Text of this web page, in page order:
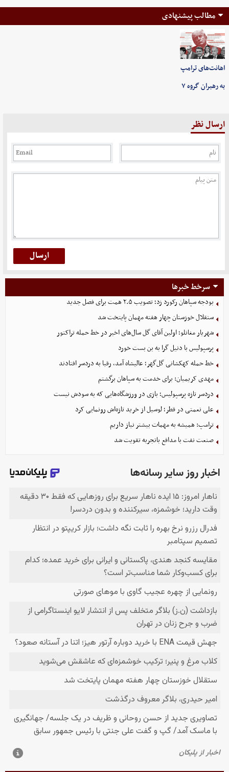
مطالب پیشنهادی
اهانت‌های ترامپ
به رهبران گروه ۷
ارسال نظر
سرخط خبرها
بودجه سپاهان رکورد زد؛ تصویب ۲.۵ همت برای فصل جدید
ستقلال خوزستان چهار هفته مهمان پایتخت شد
شهریار مغانلو؛ اولین آقای گل سال‌های اخیر در خط حمله تراکتور
پرسپولیس با دنیل گرا به بن بست خورد
خط حمله کهکشانی گل‌گهر؛ عالیشاه آمد، رقبا به دردسر افتادند
مهدی کریمیان: برای خدمت به سپاهان برگشتم
دردسر تازه پرسپولیس؛ بازی در ورزشگاه‌هایی که به سودش نیست
علی نعمتی در قطر؛ لوسیل از خرید تازه‌اش رونمایی کرد
ترامپ: همیشه به مهمات بیشتر نیاز داریم
صنعت نفت با مدافع باتجربه تقویت شد